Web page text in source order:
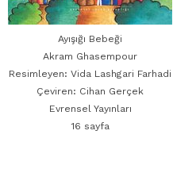
Ayışığı Bebeği
Akram Ghasempour
Resimleyen: Vida Lashgari Farhadi
Çeviren: Cihan Gerçek
Evrensel Yayınları
16 sayfa